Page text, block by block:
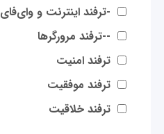
-ترفند اینترنت و وای‌فای
--ترفند مرورگرها
ترفند امنیت
ترفند موفقیت
ترفند خلاقیت